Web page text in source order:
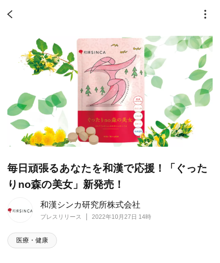
和漢シンカ研究所株式会社
プレスリリース 2022年10月27日 14時
毎日頑張るあなたを和漢で応援！「ぐった
りno森の美女」新発売！
医療・健康